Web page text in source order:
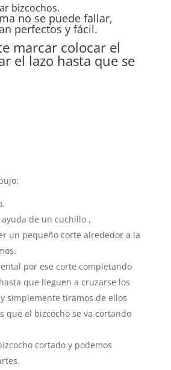
bizcochos.
no se puede fallar,
perfectos y fácil.
marcar colocar el
el lazo hasta que se
de un cuchillo ,
un pequeño corte alrededor a la
por ese corte completando
que lleguen a cruzarse los
simplemente tiramos de ellos
que el bizcocho se va cortando
cortado y podemos